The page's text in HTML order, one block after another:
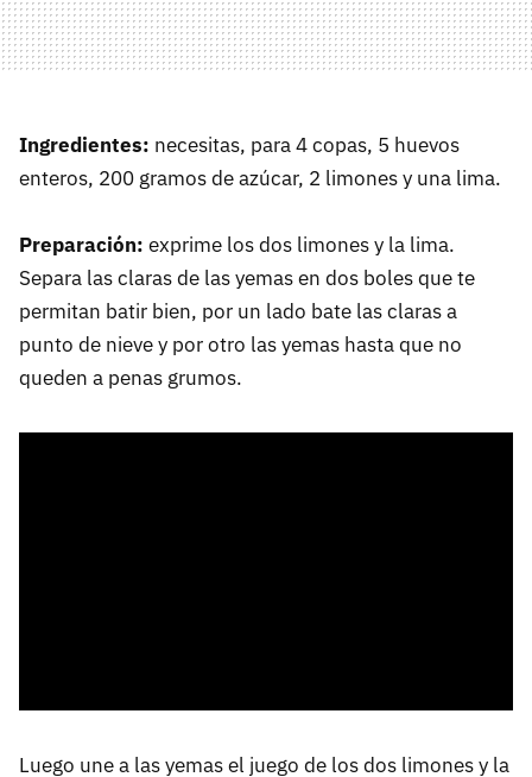
Ingredientes: necesitas, para 4 copas, 5 huevos
enteros, 200 gramos de azúcar, 2 limones y una lima.
Preparación: exprime los dos limones y la lima.
Separa las claras de las yemas en dos boles que te
permitan batir bien, por un lado bate las claras a
punto de nieve y por otro las yemas hasta que no
queden a penas grumos.
Luego une a las yemas el juego de los dos limones y la